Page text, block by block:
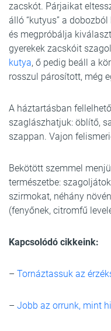
zacskót. Párjaikat
álló “kutyus” a
és megpróbálja
gyerekek zacskóit
kutya, ő pedig beáll a
rosszul párosított, még
A háztartásban
szaglászhatjuk: öblítő,
szappan. Vajon
Bekötött szemmel
természetbe:
szirmokat, néhány
(fenyőnek, citromfű
Kapcsolódó cikkeink:
– Tornáztassuk az
– Jobb az orrunk, mint